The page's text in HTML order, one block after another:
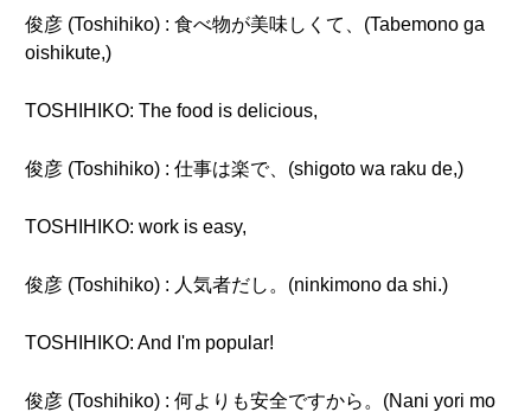
俊彦 (Toshihiko) : 食べ物が美味しくて、(Tabemono ga
oishikute,)
TOSHIHIKO: The food is delicious,
俊彦 (Toshihiko) : 仕事は楽で、(shigoto wa raku de,)
TOSHIHIKO: work is easy,
俊彦 (Toshihiko) : 人気者だし。(ninkimono da shi.)
TOSHIHIKO: And I'm popular!
俊彦 (Toshihiko) : 何よりも安全ですから。(Nani yori mo